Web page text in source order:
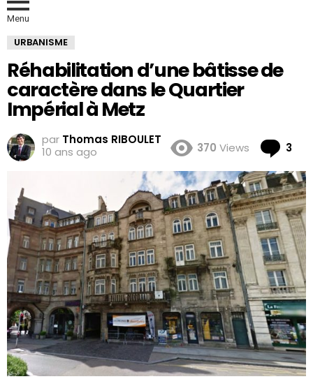
Menu
URBANISME
Réhabilitation d’une bâtisse de
caractère dans le Quartier
Impérial à Metz
par Thomas RIBOULET
10 ans ago
370 Views 3